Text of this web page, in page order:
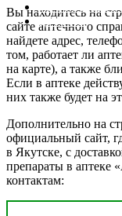
ДРУГИЕ
Вы находитесь на
сайте аптечного
найдете адрес,
том, работает ли
на карте), а также
Если в аптеке
них также будет на
Дополнительно на
официальный сайт,
в Якутске, с
препараты в
контактам: